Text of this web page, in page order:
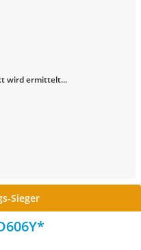
wird ermittelt...
Sieger